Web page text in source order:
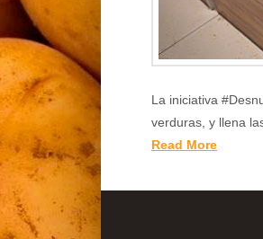
La iniciativa
verduras, y llena
Read More